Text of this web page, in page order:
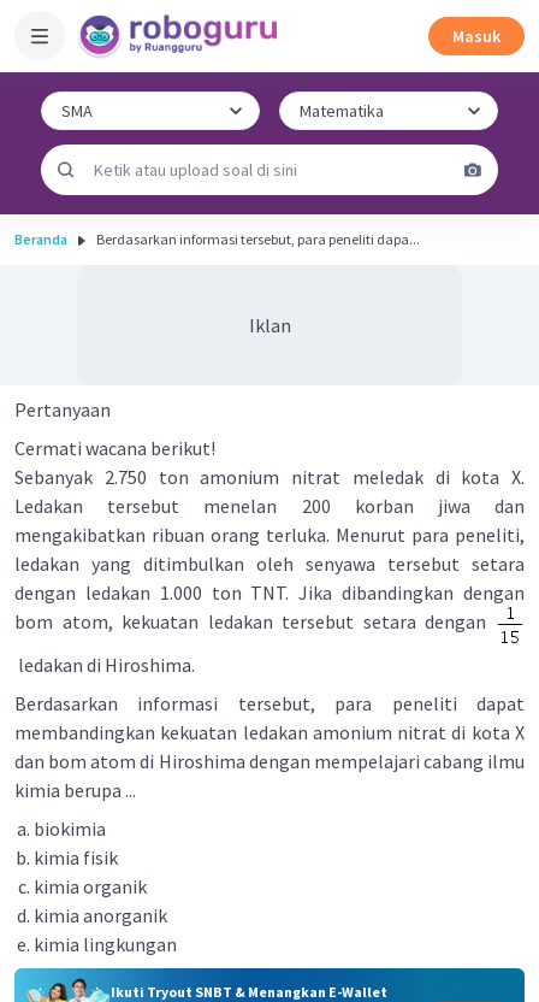
Masuk
Beranda Berdasarkan informasi tersebut, para peneliti dapa...
Iklan
Pertanyaan
Cermati wacana berikut!
Sebanyak 2.750 ton amonium nitrat meledak di kota X.
Ledakan tersebut menelan 200 korban jiwa dan
mengakibatkan ribuan orang terluka. Menurut para peneliti,
ledakan yang ditimbulkan oleh senyawa tersebut setara
dengan ledakan 1.000 ton TNT. Jika dibandingkan dengan
bom atom, kekuatan ledakan tersebut setara dengan
ledakan di Hiroshima.
Berdasarkan informasi tersebut, para peneliti dapat
membandingkan kekuatan ledakan amonium nitrat di kota X
dan bom atom di Hiroshima dengan mempelajari cabang ilmu
kimia berupa ...
biokimia
kimia fisik
kimia organik
kimia anorganik
kimia lingkungan
Ikuti Tryout SNBT & Menangkan E-Wallet